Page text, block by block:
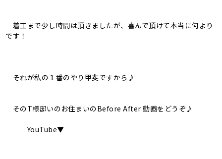
着工まで少し時間は頂きましたが、喜んで頂けて本当に何より
です！
それが私の１番のやり甲斐ですから♪
そのT様邸いのお住まいのBefore After 動画をどうぞ♪
YouTube▼